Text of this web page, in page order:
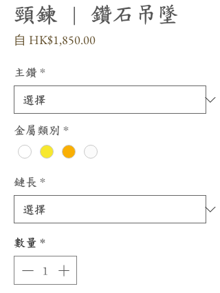
頸鍊 | 鑽石吊墜
自 HK$1,850.00促
格
主鑽 *
金屬類別 *
鏈長 *
數量 *